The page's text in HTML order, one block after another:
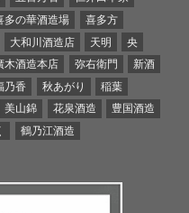
多の華酒造場
喜多方
大和川酒造店 天明
央
木酒造本店 弥右衛門
新酒
乃香 秋あがり
稲葉
美山錦 花泉酒造
豊国酒造
鶴乃江酒造